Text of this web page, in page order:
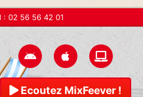
: 02 56 56 42 01
Ecoutez MixFeever !